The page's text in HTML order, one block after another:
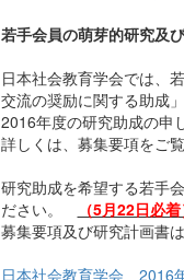
若手会員の萌芽的研究及
日本社会教育学会では、
交流の奨励に関する助成
2016年度の研究助成の申
詳しくは、募集要項をご覧
研究助成を希望する若手
ださい。
（5月22日必着
募集要項及び研究計画書
日本社会教育学会 2016